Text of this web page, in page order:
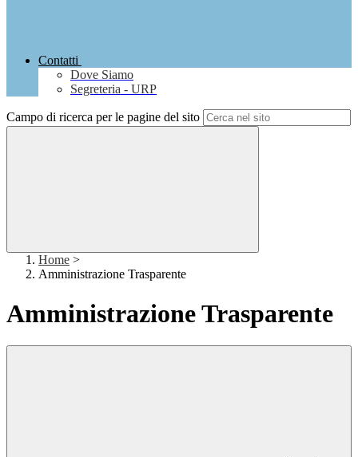
Contatti
Dove Siamo
Segreteria - URP
Campo di ricerca per le pagine del sito
Home >
Amministrazione Trasparente
Amministrazione Trasparente